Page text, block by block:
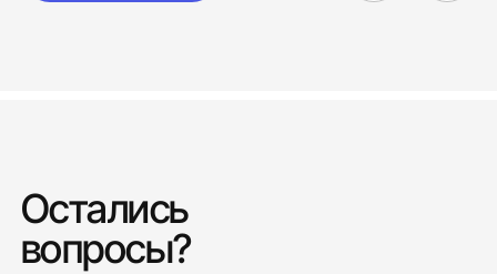
Остались
вопросы?